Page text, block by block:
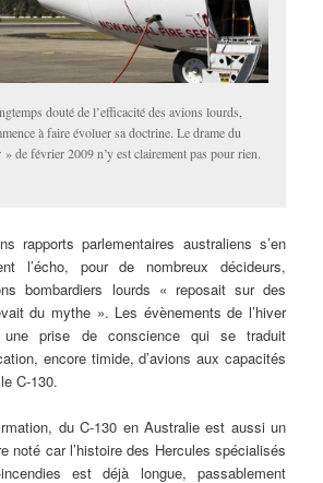
douté de l’efficacité des avions lourds,
à faire évoluer sa doctrine. Le drame du
de février 2009 n’y est clairement pas pour rien.
rapports parlementaires australiens s’en
l’écho, pour de nombreux décideurs,
bombardiers lourds « reposait sur des
du mythe ». Les évènements de l’hiver
prise de conscience qui se traduit
encore timide, d’avions aux capacités
C-130.
du C-130 en Australie est aussi un
noté car l’histoire des Hercules spécialisés
est déjà longue, passablement